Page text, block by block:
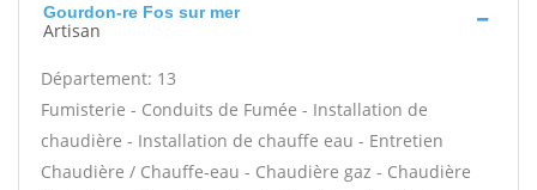
Gourdon-re Fos sur mer
Artisan
Département: 13
Fumisterie - Conduits de Fumée - Installation de
chaudière - Installation de chauffe eau - Entretien
Chaudière / Chauffe-eau - Chaudière gaz - Chaudière